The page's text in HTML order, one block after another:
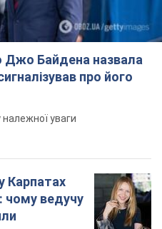
Джо Байдена назвала
про його
уваги
Карпатах
чому ведучу